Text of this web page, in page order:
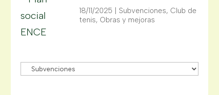
18/11/2025 Subvenciones, Club de
tenis, Obras y mejoras